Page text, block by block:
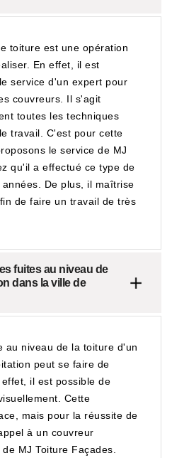
toiture est une opération
En effet, il est
service d'un expert pour
couvreurs. Il s'agit
toutes les techniques
travail. C'est pour cette
le service de MJ
qu'il a effectué ce type de
De plus, il maîtrise
de faire un travail de très
fuites au niveau de
dans la ville de
au niveau de la toiture d'un
peut se faire de
il est possible de
Cette
mais pour la réussite de
à un couvreur
MJ Toiture Façades.